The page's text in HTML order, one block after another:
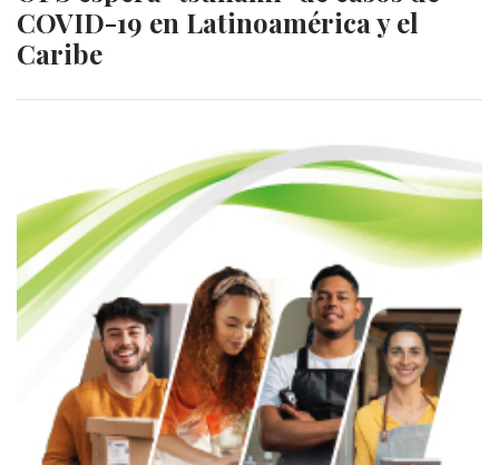
COVID-19 en Latinoamérica y el
Caribe